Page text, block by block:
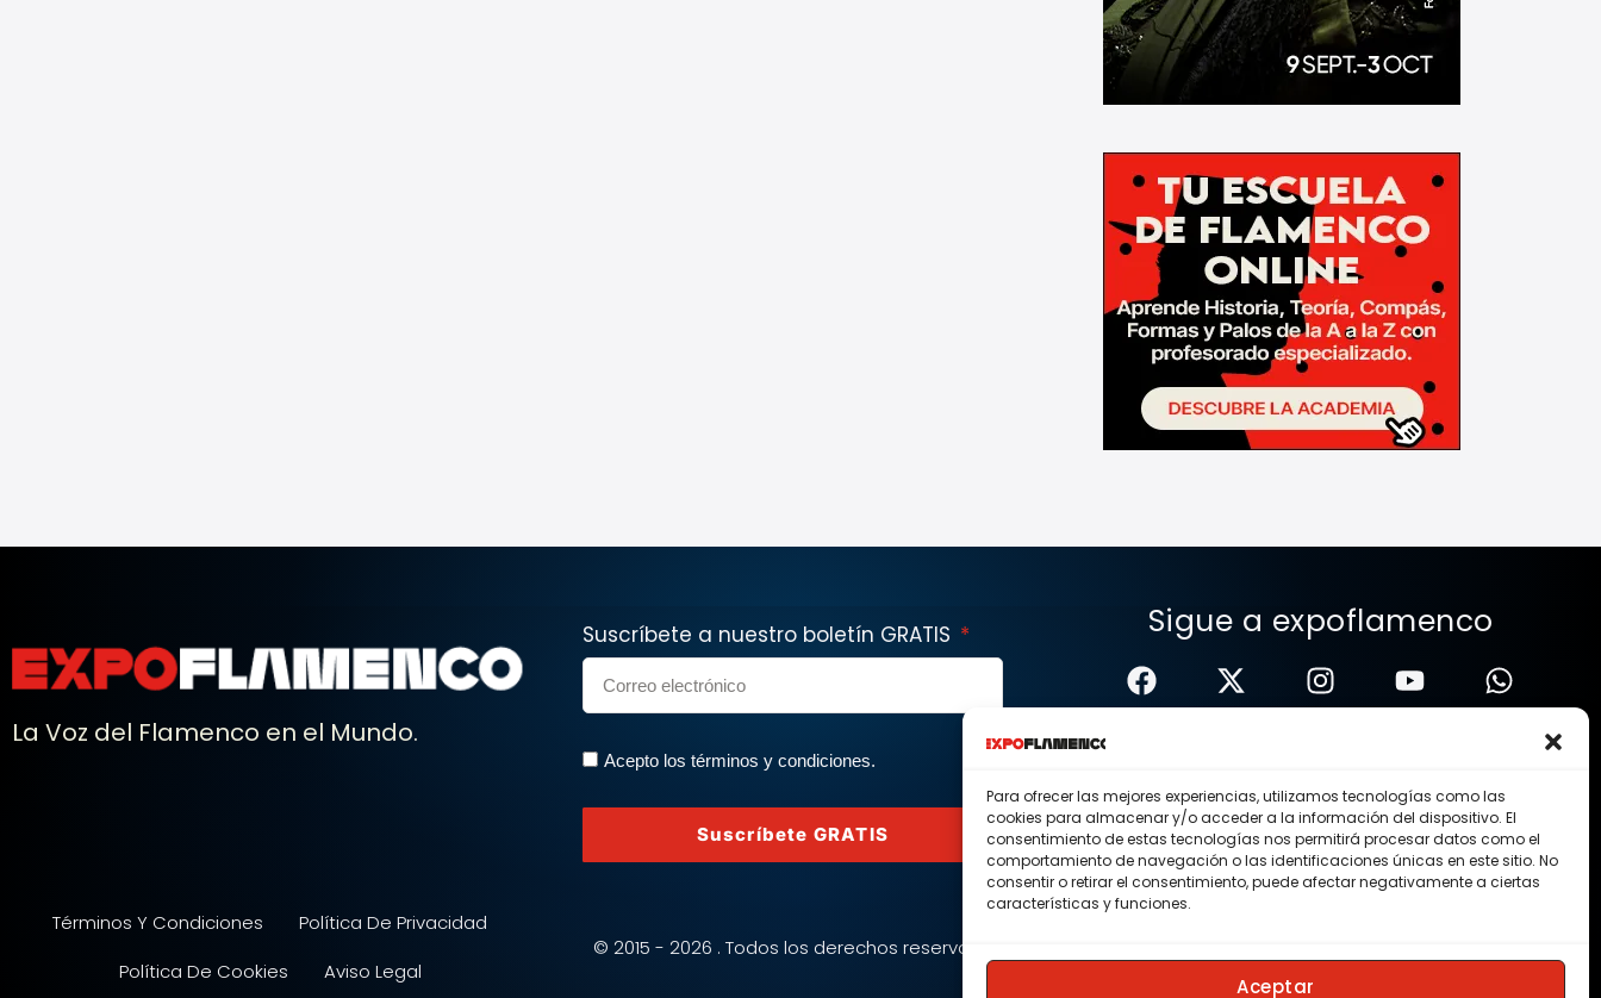
Para ofrecer las mejores experiencias, utilizamos tecnologías como las
cookies para almacenar y/o acceder a la información del dispositivo. El
consentimiento de estas tecnologías nos permitirá procesar datos como el
comportamiento de navegación o las identificaciones únicas en este sitio. No
consentir o retirar el consentimiento, puede afectar negativamente a ciertas
características y funciones.
Aceptar
La Voz del Flamenco en el Mundo.
Suscríbete a nuestro boletín GRATIS
Acepto los términos y condiciones.
Suscríbete GRATIS
Sigue a expoflamenco
Términos Y Condiciones
Política De Privacidad
Política De Cookies
Aviso Legal
© 2015 - 2026 . Todos los derechos reservados.